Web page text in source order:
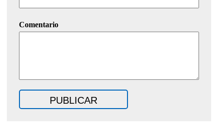
Comentario